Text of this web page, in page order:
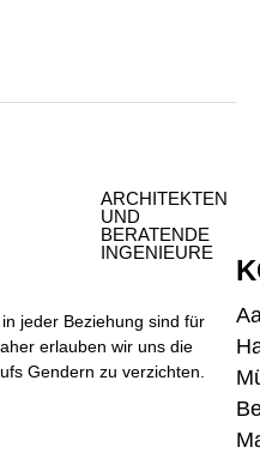
ARCHITEKTEN
UND
BERATENDE
INGENIEURE
jeder Beziehung sind für
erlauben wir uns die
Gendern zu verzichten.